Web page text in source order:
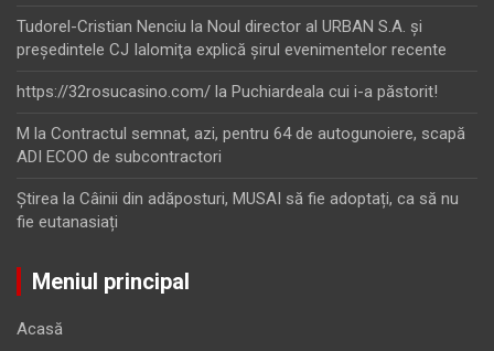
Tudorel-Cristian Nenciu la Noul director al URBAN S.A. şi
preşedintele CJ Ialomiţa explică şirul evenimentelor recente
https://32rosucasino.com/ la Puchiardeala cui i-a păstorit!
M la Contractul semnat, azi, pentru 64 de autogunoiere, scapă
ADI ECOO de subcontractori
Ştirea la Câinii din adăposturi, MUSAI să fie adoptați, ca să nu
fie eutanasiați
Meniul principal
Acasă